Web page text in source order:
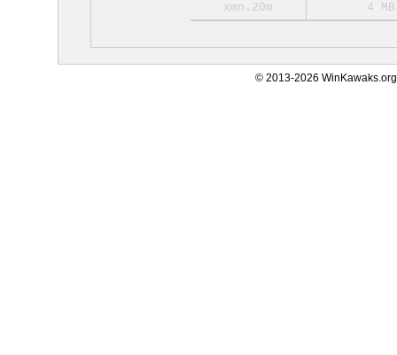
xmn.20m
4 MB
© 2013-2026